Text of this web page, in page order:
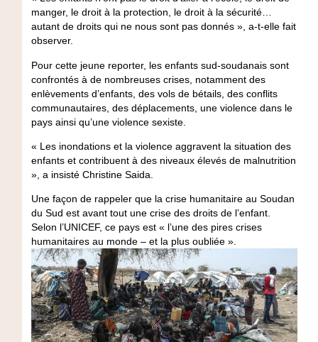
manger, le droit à la protection, le droit à la sécurité…
autant de droits qui ne nous sont pas donnés », a-t-elle fait
observer.
Pour cette jeune reporter, les enfants sud-soudanais sont
confrontés à de nombreuses crises, notamment des
enlèvements d’enfants, des vols de bétails, des conflits
communautaires, des déplacements, une violence dans le
pays ainsi qu’une violence sexiste.
« Les inondations et la violence aggravent la situation des
enfants et contribuent à des niveaux élevés de malnutrition
», a insisté Christine Saida.
Une façon de rappeler que la crise humanitaire au Soudan
du Sud est avant tout une crise des droits de l’enfant.
Selon l’UNICEF, ce pays est « l’une des pires crises
humanitaires au monde – et la plus oubliée ».